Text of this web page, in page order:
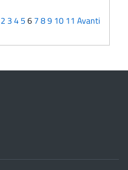
2 34567891011 Avanti